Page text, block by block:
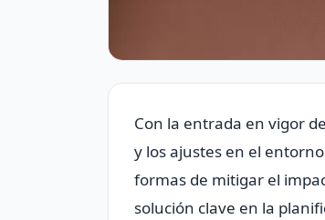
Con la entrada en vigor
y los ajustes en el
formas de mitigar el
solución clave en la